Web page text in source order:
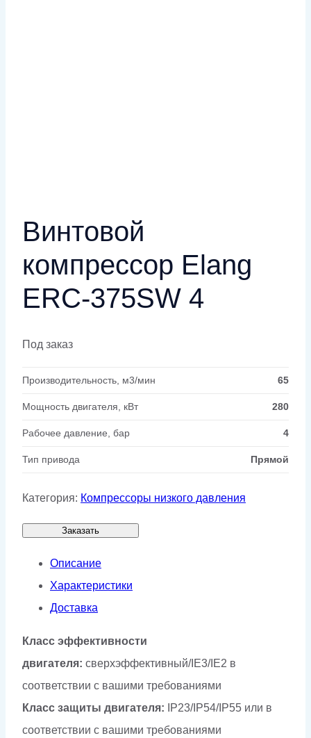
Винтовой
компрессор Elang
ERC-375SW 4
Под заказ
Производительность, м3/мин 65
Мощность двигателя, кВт 280
Рабочее давление, бар 4
Тип привода Прямой
Категория: Компрессоры низкого давления
Заказать
Описание
Характеристики
Доставка
Класс эффективности
двигателя: сверхэффективный/IE3/IE2 в
соответствии с вашими требованиями
Класс защиты двигателя: IP23/IP54/IP55 или в
соответствии с вашими требованиями